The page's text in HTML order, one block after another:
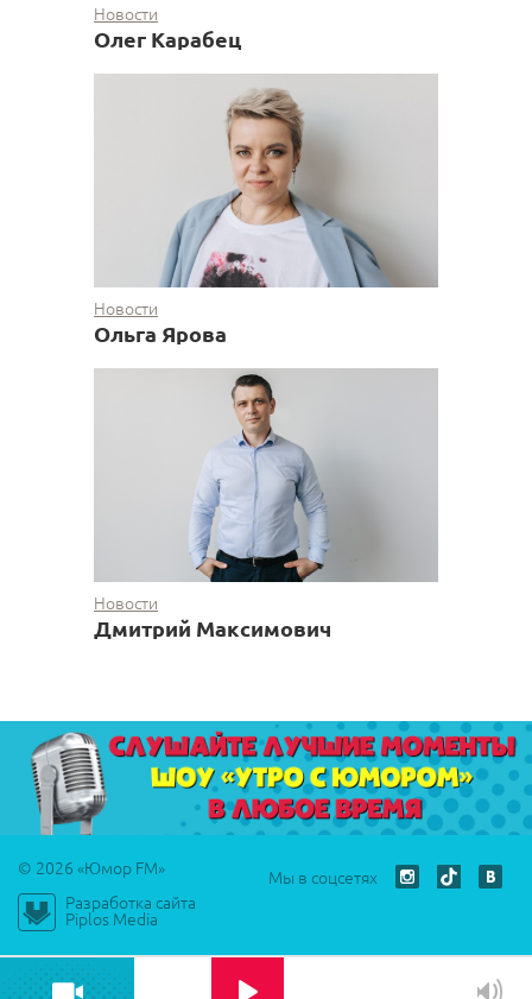
Новости
Олег Карабец
Новости
Ольга Ярова
Новости
Дмитрий Максимович
© 2026 «Юмор FM»
Мы в соцсетях
Разработка сайта
Piplos Media
Play Mute Settings
PIP